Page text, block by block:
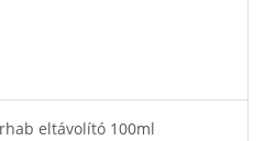
eltávolító 100ml